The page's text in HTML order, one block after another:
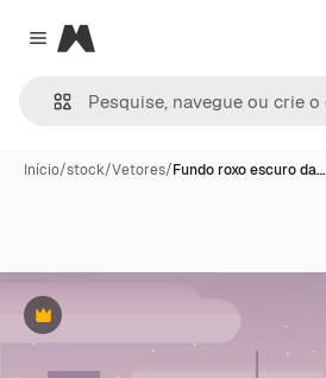
Close menu
Magnific
Início/stock/Vetores/Fundo roxo escuro da…
Premium